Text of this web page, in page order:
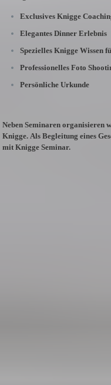
Exclusives Knigge
Elegantes Dinner Erlebnis
Spezielles Knigge Wissen
Professionelles Foto
Persönliche Urkunde
Neben Seminaren organisieren
Knigge.Als Begleitung eines
mit Knigge Seminar.